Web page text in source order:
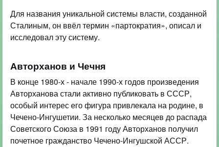
Для названия уникальной системы власти, созданной
Сталиным, он ввёл термин «партократия», описал и
исследовал эту систему.
Авторханов и Чечня
В конце 1980-х - начале 1990-х годов произведения
Авторханова стали активно публиковать в СССР,
особый интерес его фигура привлекала на родине, в
Чечено-Ингушетии. За несколько месяцев до распада
Советского Союза в 1991 году Авторханов получил
почетное гражданство Чечено-Ингушской АССР.